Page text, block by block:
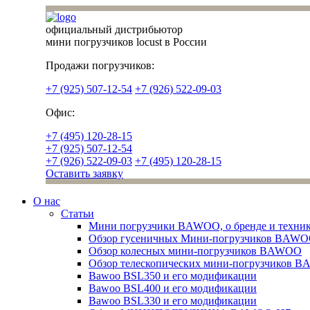
официальный дистрибьютор
мини погрузчиков locust в России
Продажи погрузчиков:
+7 (925) 507-12-54 +7 (926) 522-09-03
Офис:
+7 (495) 120-28-15
+7 (925) 507-12-54
+7 (926) 522-09-03 +7 (495) 120-28-15
Оставить заявку
О нас
Статьи
Мини погрузчики BAWOO, о бренде и
Обзор гусеничных Мини-погрузчиков
Обзор колесных мини-погрузчиков BAWOO
Обзор телескопических мини-погрузчиков
Bawoo BSL350 и его модификации
Bawoo BSL400 и его модификации
Bawoo BSL330 и его модификации